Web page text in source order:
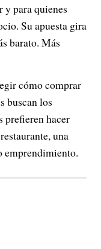
y para quienes
Su apuesta gira
barato. Más
cómo comprar
buscan los
prefieren hacer
una
emprendimiento.